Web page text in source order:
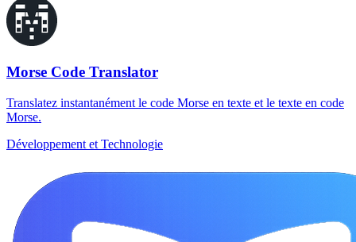
Morse Code Translator
Translatez instantanément le code Morse en texte et le texte en code
Morse.
Développement et Technologie